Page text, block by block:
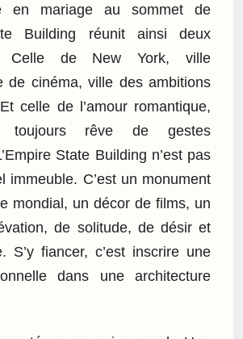
en mariage au sommet de
Building réunit ainsi deux
Celle de New York, ville
de cinéma, ville des ambitions
celle de l’amour romantique,
toujours rêve de gestes
State Building n’est pas
immeuble. C’est un monument
mondial, un décor de films, un
de solitude, de désir et
S’y fiancer, c’est inscrire une
dans une architecture